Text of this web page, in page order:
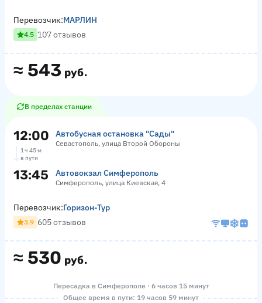
≈ 543 руб.
Перевозчик:МАРЛИН
4.5 107 отзывов
В пределах станции
12:00 Автобусная остановка "Сады"
Севастополь, улица Второй Обороны
1 ч 45 м
в пути
13:45 Автовокзал Симферополь
Симферополь, улица Киевская, 4
≈ 530 руб.
Перевозчик:Горизон-Тур
3.9 605 отзывов
Пересадка в Симферополе · 6 часов 15 минут
Общее время в пути: 19 часов 59 минут